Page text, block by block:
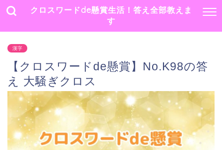
クロスワードde懸賞生活！答え全部教えま
す
漢字
【クロスワードde懸賞】No.K98の答
え 大騒ぎクロス